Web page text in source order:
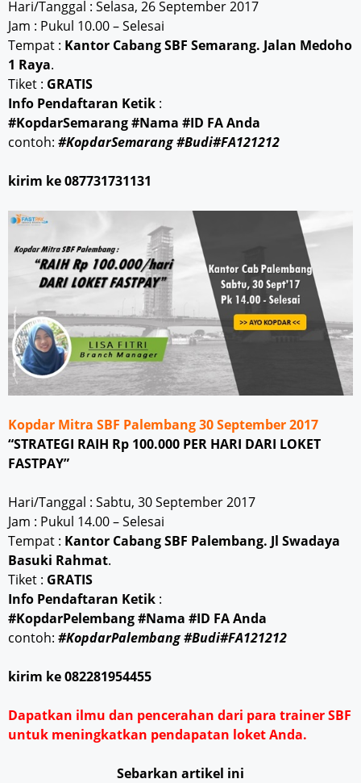
Hari/Tanggal : Selasa, 26 September 2017
Jam : Pukul 10.00 – Selesai
Tempat : Kantor Cabang SBF Semarang. Jalan Medoho
1 Raya.
Tiket : GRATIS
Info Pendaftaran Ketik :
#KopdarSemarang #Nama #ID FA Anda
contoh: #KopdarSemarang #Budi#FA121212
kirim ke 087731731131
Kopdar Mitra SBF Palembang 30 September 2017
“STRATEGI RAIH Rp 100.000 PER HARI DARI LOKET
FASTPAY”
Hari/Tanggal : Sabtu, 30 September 2017
Jam : Pukul 14.00 – Selesai
Tempat : Kantor Cabang SBF Palembang. Jl Swadaya
Basuki Rahmat.
Tiket : GRATIS
Info Pendaftaran Ketik :
#KopdarPelembang #Nama #ID FA Anda
contoh: #KopdarPalembang #Budi#FA121212
kirim ke 082281954455
Dapatkan ilmu dan pencerahan dari para trainer SBF
untuk meningkatkan pendapatan loket Anda.
Sebarkan artikel ini